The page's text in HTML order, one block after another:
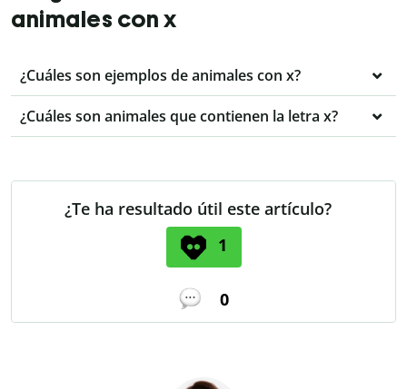
animales con x
¿Cuáles son ejemplos de animales con x?
¿Cuáles son animales que contienen la letra x?
¿Te ha resultado útil este artículo?
1
0